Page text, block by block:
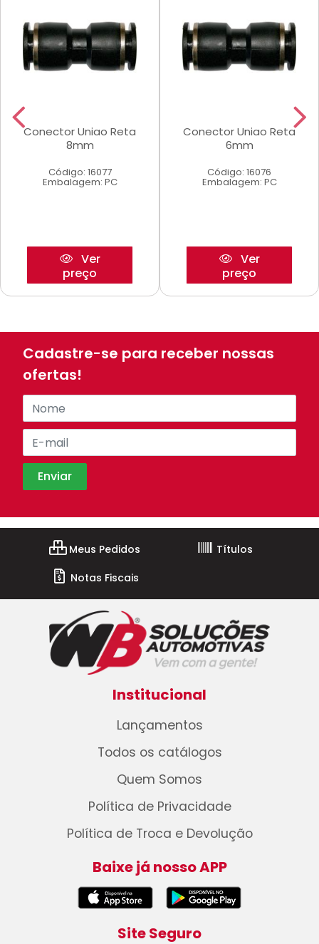
Conector Uniao Reta
8mm
Código: 16077
Embalagem: PC
Ver
preço
Conector Uniao Reta
6mm
Código: 16076
Embalagem: PC
Ver
preço
Cadastre-se para receber nossas
ofertas!
Meus Pedidos
Títulos
Notas Fiscais
Institucional
Lançamentos
Todos os catálogos
Quem Somos
Política de Privacidade
Política de Troca e Devolução
Baixe já nosso APP
Site Seguro